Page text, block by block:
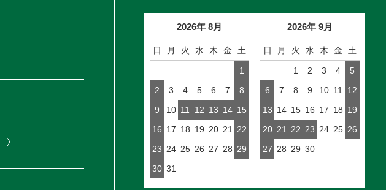
2026年 8月
日 月 火 水 木 金 土
1
2
3 4 5 6 7
8
9
10 11 12 13 14 15
16 17 18 19 20 21 22
23 24 25 26 27 28 29
30 31
2026年 9月
日 月 火 水 木 金 土
1 2 3 4
5
6
7 8 9 10 11
12
13 14 15 16 17 18 19
20 21 22 23 24 25 26
27 28 29 30